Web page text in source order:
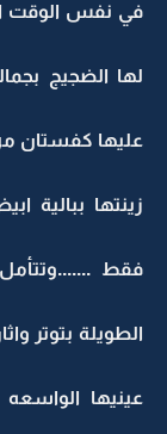
في نفس الوقت
لها الضجيج
عليها كفستان
زينتها ببالية
فقط
الطويلة بتوتر
عينيها الواسعه